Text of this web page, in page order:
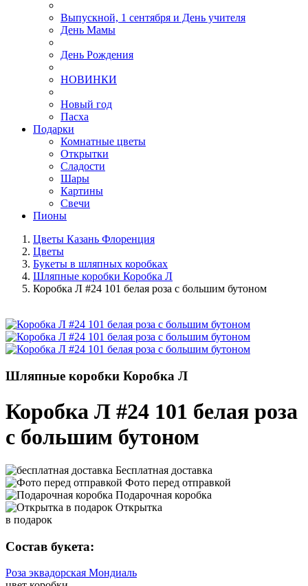
Выпускной, 1 сентября и День учителя
День Мамы
День Рождения
НОВИНКИ
Новый год
Пасха
Подарки
Комнатные цветы
Открытки
Сладости
Шары
Картины
Свечи
Пионы
Цветы Казань Флоренция
Цветы
Букеты в шляпных коробках
Шляпные коробки Коробка Л
Коробка Л #24 101 белая роза с большим бутоном
Шляпные коробки Коробка Л
Коробка Л #24 101 белая роза
с большим бутоном
Бесплатная доставка
Фото перед отправкой
Подарочная коробка
Открытка
в подарок
Состав букета:
Роза эквадорская Мондиаль